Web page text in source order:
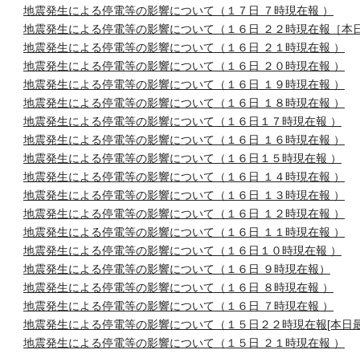
地震発生による停電等の影響について（１７日 ７時現在報 ）
地震発生による停電等の影響について（１６日 ２２時現在報［本
地震発生による停電等の影響について（１６日 ２１時現在報 ）
地震発生による停電等の影響について（１６日 ２０時現在報 ）
地震発生による停電等の影響について（１６日 １９時現在報 ）
地震発生による停電等の影響について（１６日 １８時現在報 ）
地震発生による停電等の影響について（１６日１７時現在報 ）
地震発生による停電等の影響について（１６日 １６時現在報 ）
地震発生による停電等の影響について（１６日１５時現在報 ）
地震発生による停電等の影響について（１６日 １４時現在報 ）
地震発生による停電等の影響について（１６日 １３時現在報 ）
地震発生による停電等の影響について（１６日 １２時現在報 ）
地震発生による停電等の影響について（１６日 １１時現在報 ）
地震発生による停電等の影響について（１６日１０時現在報 ）
地震発生による停電等の影響について（１６日 ９時現在報）
地震発生による停電等の影響について（１６日 ８時現在報 ）
地震発生による停電等の影響について（１６日 ７時現在報 ）
地震発生による停電等の影響について（１５日２２時現在報[本日
地震発生による停電等の影響について（１５日 ２１時現在報 ）